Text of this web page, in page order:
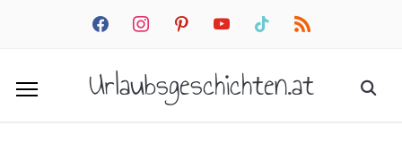
facebookinstagrampinterestyoutube tiktok rss
Urlaubsgeschichten.at